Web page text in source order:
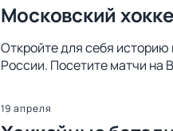
Московский
Откройте для себя
России. Посетите матчи на
19 апреля